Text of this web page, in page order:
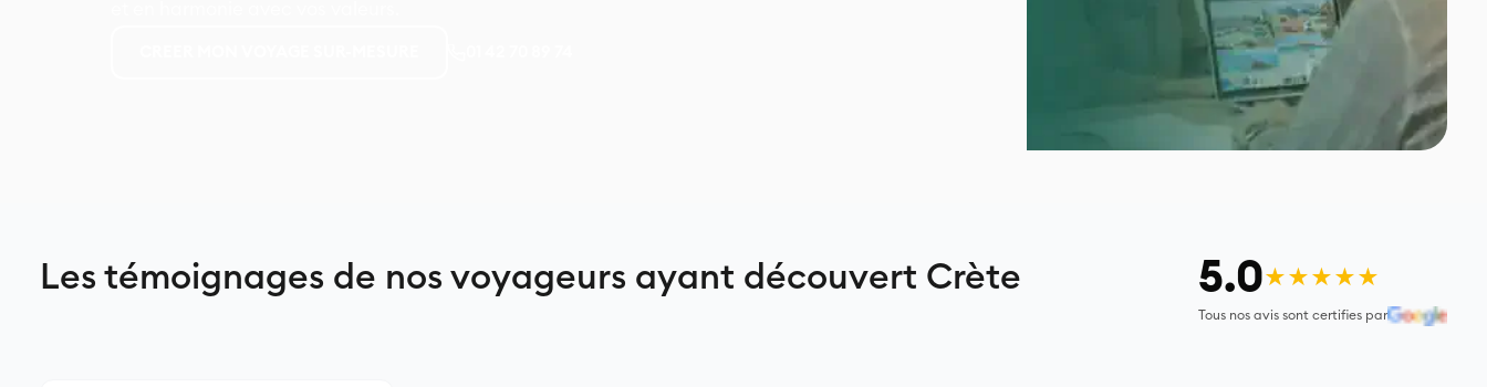
Les témoignages de nos voyageurs ayant découvert Crète 5.0★★★★★
Tous nos avis sont certifies par